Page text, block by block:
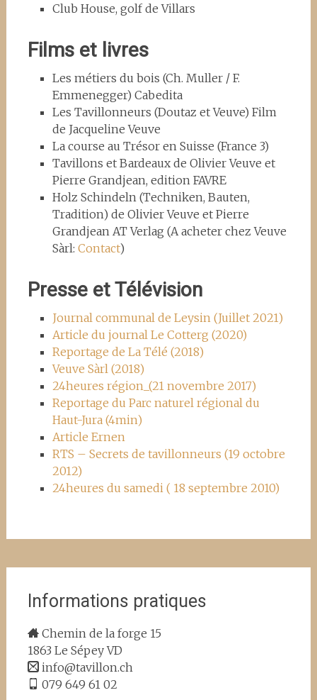
Club House, golf de Villars
Films et livres
Les métiers du bois (Ch. Muller / F.
Emmenegger) Cabedita
Les Tavillonneurs (Doutaz et Veuve) Film
de Jacqueline Veuve
La course au Trésor en Suisse (France 3)
Tavillons et Bardeaux de Olivier Veuve et
Pierre Grandjean, edition FAVRE
Holz Schindeln (Techniken, Bauten,
Tradition) de Olivier Veuve et Pierre
Grandjean AT Verlag (A acheter chez Veuve
Sàrl: Contact)
Presse et Télévision
Journal communal de Leysin (Juillet 2021)
Article du journal Le Cotterg (2020)
Reportage de La Télé (2018)
Veuve Sàrl (2018)
24heures région_(21 novembre 2017)
Reportage du Parc naturel régional du
Haut-Jura (4min)
Article Ernen
RTS – Secrets de tavillonneurs (19 octobre
2012)
24heures du samedi ( 18 septembre 2010)
Informations pratiques
Chemin de la forge 15
1863 Le Sépey VD
info@tavillon.ch
079 649 61 02